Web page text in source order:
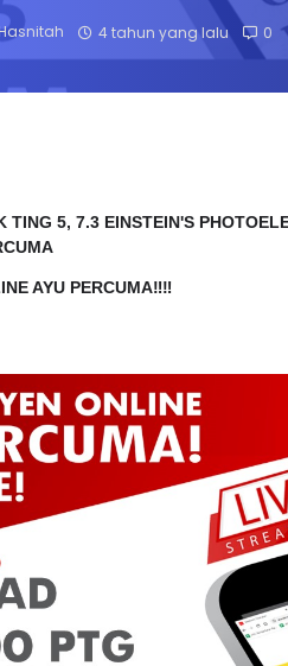
4 tahun yang lalu 0
TING 5, 7.3 EINSTEIN'S
AYU PERCUMA‼️‼️